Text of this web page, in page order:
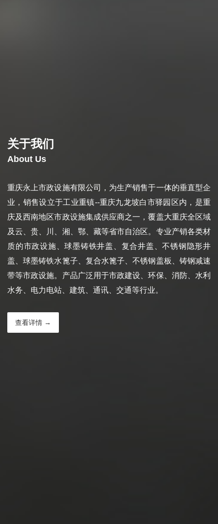
关于我们
About Us
重庆永上市政设施有限公司，为生产销售于一体的垂直型企
业，销售设立于工业重镇--重庆九龙坡白市驿园区内，是重
庆及西南地区市政设施集成供应商之一，覆盖大重庆全区域
及云、贵、川、湘、鄂、藏等省市自治区。专业产销各类材
质的市政设施、球墨铸铁井盖、复合井盖、不锈钢隐形井
盖、球墨铸铁水篦子、复合水篦子、不锈钢盖板、铸钢减速
带等市政设施。产品广泛用于市政建设、环保、消防、水利
水务、电力电站、建筑、通讯、交通等行业。
查看详情 →